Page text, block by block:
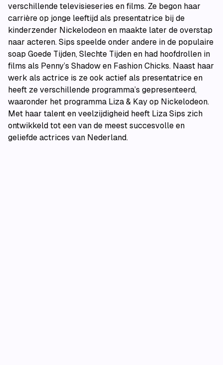
verschillende televisieseries en films. Ze begon haar
carrière op jonge leeftijd als presentatrice bij de
kinderzender Nickelodeon en maakte later de overstap
naar acteren. Sips speelde onder andere in de populaire
soap Goede Tijden, Slechte Tijden en had hoofdrollen in
films als Penny’s Shadow en Fashion Chicks. Naast haar
werk als actrice is ze ook actief als presentatrice en
heeft ze verschillende programma’s gepresenteerd,
waaronder het programma Liza & Kay op Nickelodeon.
Met haar talent en veelzijdigheid heeft Liza Sips zich
ontwikkeld tot een van de meest succesvolle en
geliefde actrices van Nederland.